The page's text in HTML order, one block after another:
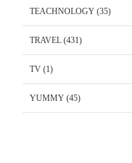
TEACHNOLOGY(35)
TRAVEL(431)
TV(1)
YUMMY(45)